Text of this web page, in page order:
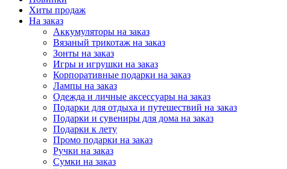
Хиты продаж
На заказ
Аккумуляторы на заказ
Вязаный трикотаж на заказ
Зонты на заказ
Игры и игрушки на заказ
Корпоративные подарки на заказ
Лампы на заказ
Одежда и личные аксессуары на заказ
Подарки для отдыха и путешествий на заказ
Подарки и сувениры для дома на заказ
Подарки к лету
Промо подарки на заказ
Ручки на заказ
Сумки на заказ